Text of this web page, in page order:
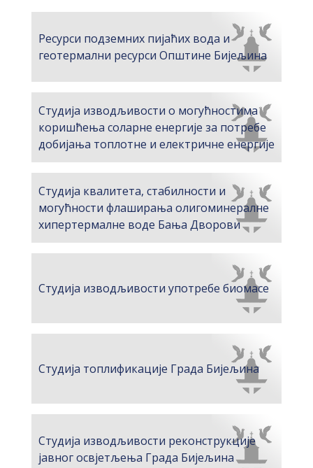
Ресурси подземних пијаћих вода и
геотермални ресурси Општине Бијељина
Студија изводљивости о могућностима
коришћења соларне енергије за потребе
добијања топлотне и електричне енергије
Студија квалитета, стабилности и
могућности флаширања олигоминералне
хипертермалне воде Бања Дворови
Студија изводљивости употребе биомасе
Студија топлификације Града Бијељина
Студија изводљивости реконструкције
јавног освјетљења Града Бијељина